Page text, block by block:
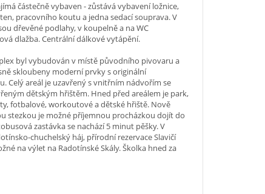
částečně vybaven - zůstává vybavení ložnice,
pracovního koutu a jedna sedací souprava. V
dřevěné podlahy, v koupelně a na WC
dlažba. Centrální dálkové vytápění.
byl vybudován v místě původního pivovaru a
skloubeny moderní prvky s originální
Celý areál je uzavřený s vnitřním nádvořím se
dětským hřištěm. Hned před areálem je park,
fotbalové, workoutové a dětské hřiště. Nově
stezkou je možné příjemnou procházkou dojít do
zastávka se nachází 5 minut pěšky. V
chuchelský háj, přírodní rezervace Slavičí
na výlet na Radotínské Skály. Školka hned za